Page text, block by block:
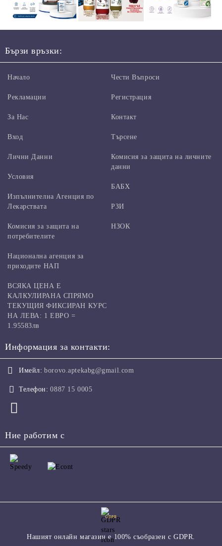
Бързи връзки:
Начало
Рекламации
За Нас
Вход
Чести Въпроси
Регистрация
Контакт
Търсене
Лични Данни
Условия
Изпълнителна Агенция по
Лекарствата
Комисия за защита на
потребителите
Комисия за защита на личните
данни
БАБХ
РЗИ
НЗОК
Национална агенция за
приходите НАП
ВСЯКА ЦЕНА Е
КАЛКУЛИРАНА СПРЯМО
ТЕКУЩИЯ ФИКСИРАН КУРС
НА ЛЕВА: 1 ЕВРО =
1.95583лв
Информация за контакти:
Имейл: borovo.aptekabg@gmail.com
Телефон: 0887 15 0005
Ние работим с
GDPR
Нашият онлайн магазин е 100% съобразен с GDPR.